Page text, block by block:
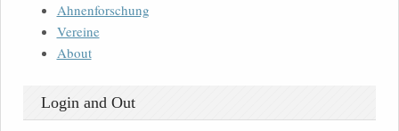
Ahnenforschung
Vereine
About
Login and Out